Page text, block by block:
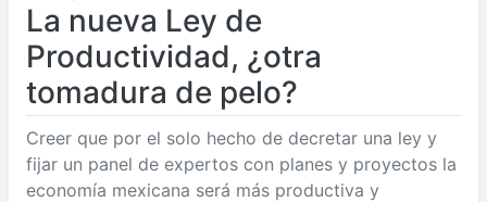
La nueva Ley de
Productividad, ¿otra
tomadura de pelo?
Creer que por el solo hecho de decretar una ley y
fijar un panel de expertos con planes y proyectos la
economía mexicana será más productiva y